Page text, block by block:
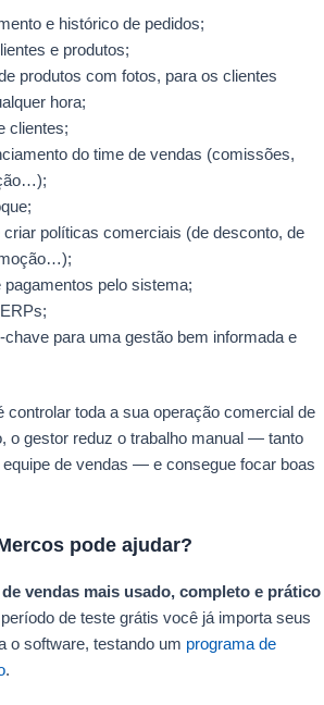
e histórico de pedidos;
e produtos;
produtos com fotos, para os clientes
hora;
clientes;
do time de vendas (comissões,
criar políticas comerciais (de desconto, de
pagamentos pelo sistema;
para uma gestão bem informada e
controlar toda a sua operação comercial de
o gestor reduz o trabalho manual — tanto
de vendas — e consegue focar boas
pode ajudar?
vendas mais usado, completo e prático
de teste grátis você já importa seus
o software, testando um programa de
.